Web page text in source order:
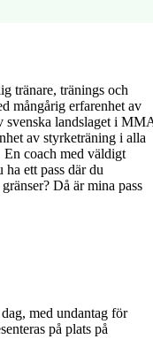
tränare, tränings och
mångårig erfarenhet av
svenska landslaget i
av styrketräning i alla
coach med väldigt
ett pass där du
Då är mina pass
med undantag för
på plats på